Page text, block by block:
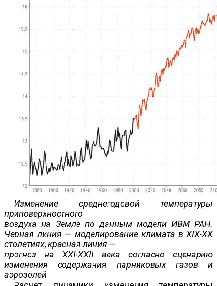
Изменение среднегодовой температуры
приповерхностного
воздуха на Земле по данным модели ИВМ РАН.
Черная линия — моделирование климата в XIX-XX
столетиях, красная линия —
прогноз на XXI-XXII века согласно сценарию
изменения содержания парниковых газов и
аэрозолей